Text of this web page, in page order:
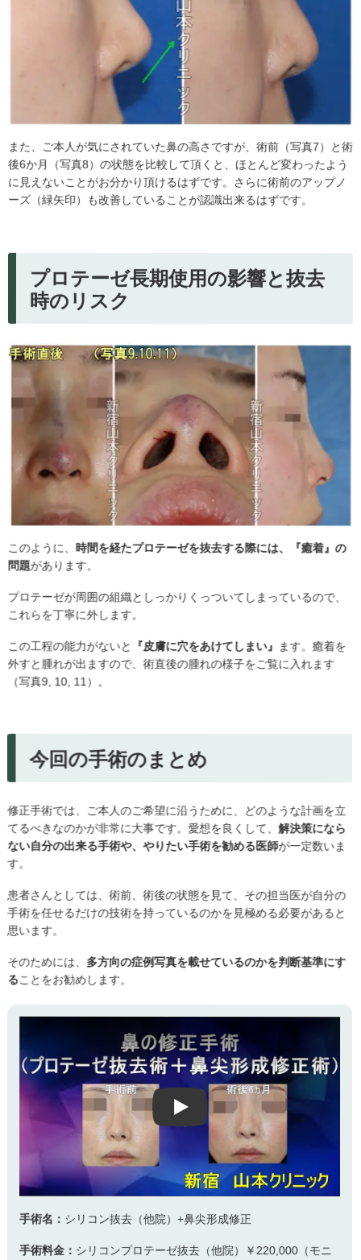
また、ご本人が気にされていた鼻の高さですが、術前（写真7）と術
後6か月（写真8）の状態を比較して頂くと、ほとんど変わったよう
に見えないことがお分かり頂けるはずです。さらに術前のアップノ
ーズ（緑矢印）も改善していることが認識出来るはずです。
プロテーゼ長期使用の影響と抜去
時のリスク
このように、 時間を経たプロテーゼを抜去する際には、『癒着』の
問題があります。
プロテーゼが周囲の組織としっかりくっついてしまっているので、
これらを丁寧に外します。
この工程の能力がないと 『皮膚に穴をあけてしまい』 ます。癒着を
外すと腫れが出ますので、術直後の腫れの様子をご覧に入れます
（写真9, 10, 11）。
今回の手術のまとめ
修正手術では、ご本人のご希望に沿うために、どのような計画を立
てるべきなのかが非常に大事です。愛想を良くして、解決策になら
ない自分の出来る手術や、やりたい手術を勧める医師が一定数いま
す。
患者さんとしては、術前、術後の状態を見て、その担当医が自分の
手術を任せるだけの技術を持っているのかを見極める必要があると
思います。
そのためには、 多方向の症例写真を載せているのかを判断基準にす
ることをお勧めします。
Play
手術名： シリコン抜去（他院）+鼻尖形成修正
手術料金： シリコンプロテーゼ抜去（他院）￥220,000（モニ